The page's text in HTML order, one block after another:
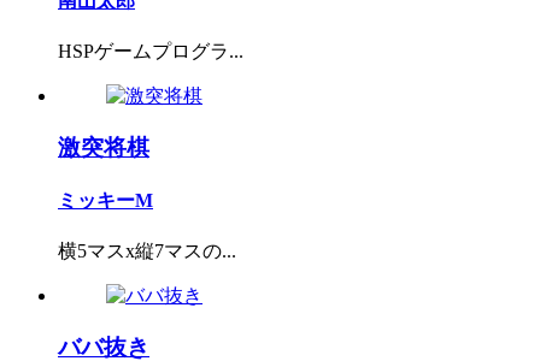
HSPゲームプログラ...
激突将棋
ミッキーM
横5マスx縦7マスの...
ババ抜き